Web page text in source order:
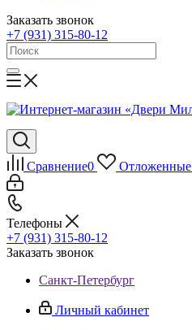
Заказать звонок
+7 (931) 315-80-12
Сравнение0 Отложенные
Телефоны
+7 (931) 315-80-12
Заказать звонок
Санкт-Петербург
Личный кабинет